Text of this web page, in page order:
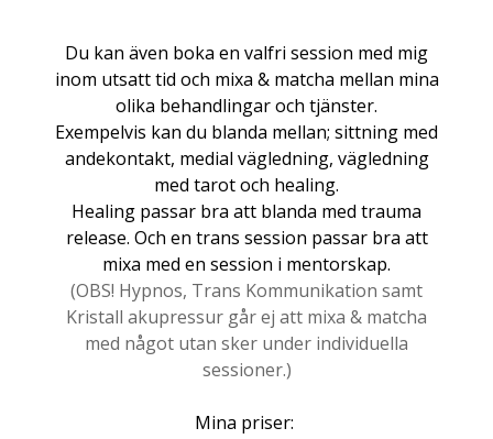
Du kan även boka en valfri session med mig
inom utsatt tid och mixa & matcha mellan mina
olika behandlingar och tjänster.
Exempelvis kan du blanda mellan; sittning med
andekontakt, medial vägledning, vägledning
med tarot och healing.
Healing passar bra att blanda med trauma
release. Och en trans session passar bra att
mixa med en session i mentorskap.
(OBS! Hypnos, Trans Kommunikation samt
Kristall akupressur går ej att mixa & matcha
med något utan sker under individuella
sessioner.)
Mina priser: